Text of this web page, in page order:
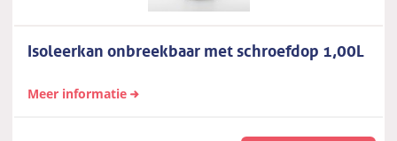
Isoleerkan onbreekbaar met schroefdop 1,00L
Meer informatie